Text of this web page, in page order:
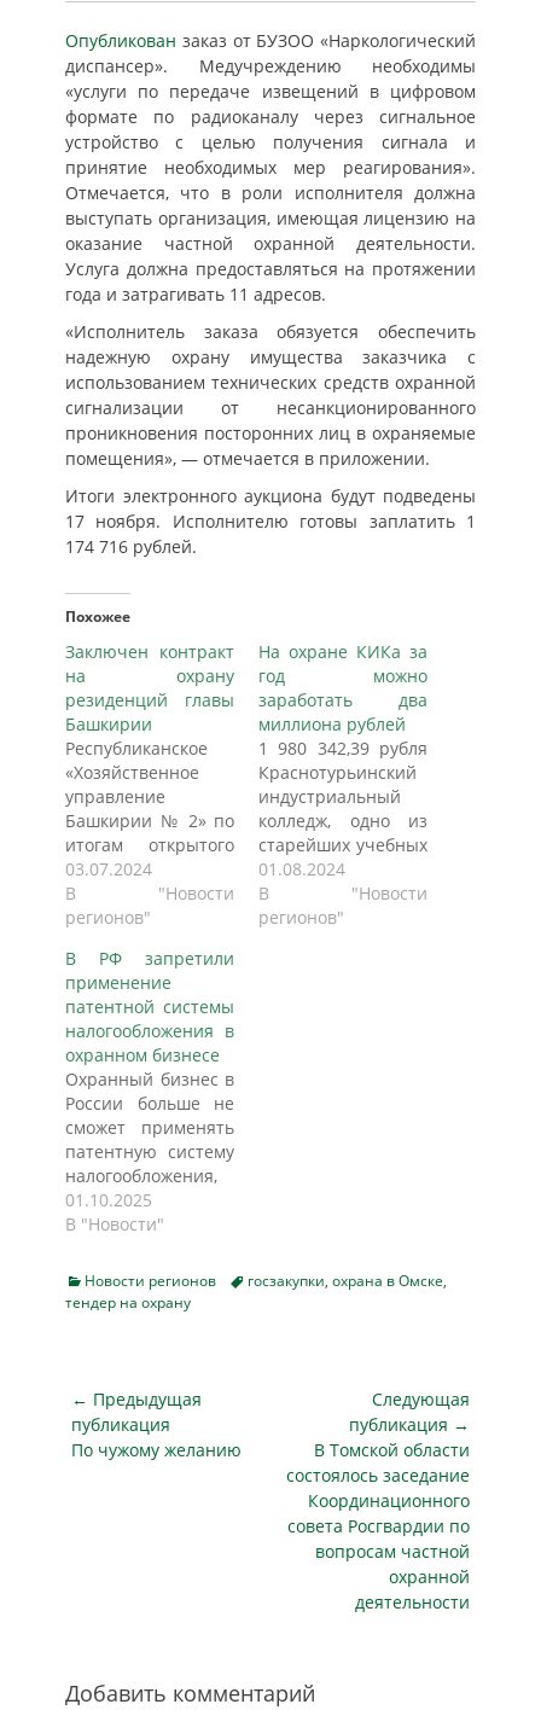
Опубликован заказ от БУЗОО «Наркологический
диспансер». Медучреждению необходимы
«услуги по передаче извещений в цифровом
формате по радиоканалу через сигнальное
устройство с целью получения сигнала и
принятие необходимых мер реагирования».
Отмечается, что в роли исполнителя должна
выступать организация, имеющая лицензию на
оказание частной охранной деятельности.
Услуга должна предоставляться на протяжении
года и затрагивать 11 адресов.
«Исполнитель заказа обязуется обеспечить
надежную охрану имущества заказчика с
использованием технических средств охранной
сигнализации от несанкционированного
проникновения посторонних лиц в охраняемые
помещения», — отмечается в приложении.
Итоги электронного аукциона будут подведены
17 ноября. Исполнителю готовы заплатить 1
174 716 рублей.
Похожее
Заключен контракт
на охрану
резиденций главы
Башкирии
Республиканское
«Хозяйственное
управление
Башкирии № 2» по
итогам открытого
электронного
конкурса подписало
контракт на
охраны объектов
недвижимости,
имущества,
прилегающей
территории и
обеспечению
пропускного
режима.
Примечательно,
что начальная
(максимальная)
цена контракта
соответствии с
Приказом № 45
заказчик посчитал,
что на…
03.07.2024
В "Новости
регионов"
На охране КИКа за
год можно
заработать два
миллиона рублей
1 980 342,39 рубля
Краснотурьинский
индустриальный
колледж, одно из
старейших учебных
заведений города,
выделяет на охрану
двух общежитий и
ограниченной
01.08.2024
В "Новости
регионов"
В РФ запретили
применение
патентной системы
налогообложения в
охранном бизнесе
Охранный бизнес в
России больше не
сможет применять
патентную систему
налогообложения,
заменяющую собой
несколько налогов
подачи отчетности
в инспекцию. О
президентом РФ
Владимиром
Путиным закон
пишет lenta.ru со
01.10.2025
В "Новости"
Categories
Новости регионов Tagsгосзакупки, охрана в Омске,
тендер на охрану
Навигация
по
записям
← Предыдущая
публикация
Предыдущая
По чужому желанию
Следующая
публикация →
Следующая
публикация
В Томской области
состоялось заседание
Координационного
совета Росгвардии по
вопросам частной
охранной
деятельности
Добавить комментарий